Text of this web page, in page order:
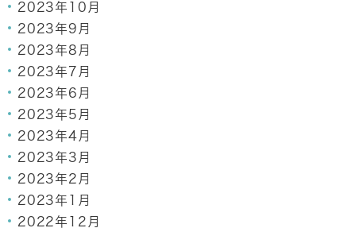
2023年10月
2023年9月
2023年8月
2023年7月
2023年6月
2023年5月
2023年4月
2023年3月
2023年2月
2023年1月
2022年12月